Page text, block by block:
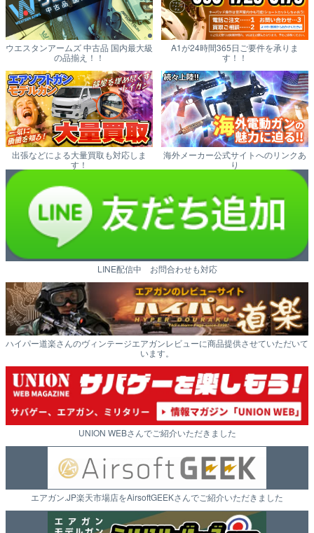
ウエスタンアームズ 中古品 国内最大級
の品揃え！！
A1が24時間365日ご要件を承りま
す！！
出張などによる大量買取も対応しま
す！
海外メーカー公式サイトへのリンクあ
り
LINE配信中 お問合わせも対応
ハイパー道楽さんのヴィンテージエアガンレビューに商品提供させていただいて
います。
UNION WEBさんでご紹介いただきました
エアガン.JP楽天市場店をAirsoftGEEKさんでご紹介いただきました